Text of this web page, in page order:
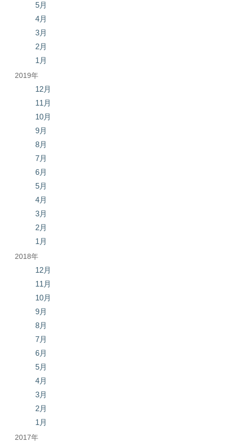
5月
4月
3月
2月
1月
2019年
12月
11月
10月
9月
8月
7月
6月
5月
4月
3月
2月
1月
2018年
12月
11月
10月
9月
8月
7月
6月
5月
4月
3月
2月
1月
2017年